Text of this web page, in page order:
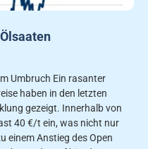
Umbruch Ein rasanter
haben in den letzten
gezeigt. Innerhalb von
40 €/t ein, was nicht nur
einem Anstieg des Open